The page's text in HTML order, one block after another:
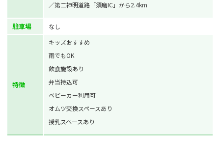
／第二神明道路「須磨IC」から2.4km
駐車場 なし
特徴
キッズおすすめ
雨でもOK
飲食施設あり
弁当持込可
ベビーカー利用可
オムツ交換スペースあり
授乳スペースあり